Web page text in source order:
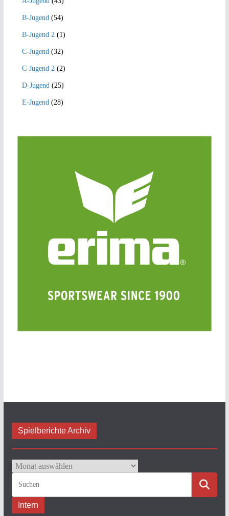
B-Jugend (54)
B-Jugend 2 (1)
C-Jugend (32)
C-Jugend 2 (2)
D-Jugend (25)
E-Jugend (28)
Spielberichte Archiv
Spielberichte
Archiv
Intern